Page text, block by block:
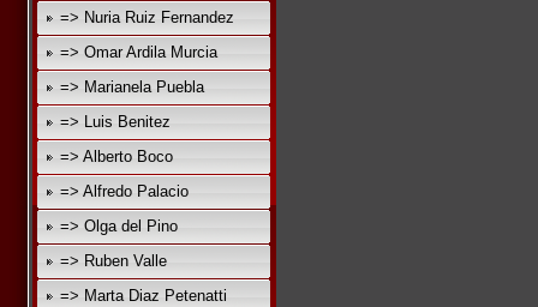
=> Nuria Ruiz Fernandez
=> Omar Ardila Murcia
=> Marianela Puebla
=> Luis Benitez
=> Alberto Boco
=> Alfredo Palacio
=> Olga del Pino
=> Ruben Valle
=> Marta Diaz Petenatti